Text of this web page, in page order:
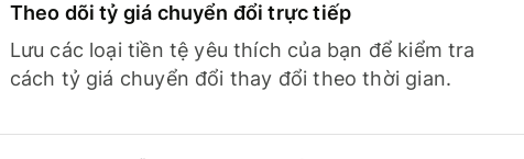
Theo dõi tỷ giá chuyển đổi trực tiếp
Lưu các loại tiền tệ yêu thích của bạn để kiểm tra
cách tỷ giá chuyển đổi thay đổi theo thời gian.